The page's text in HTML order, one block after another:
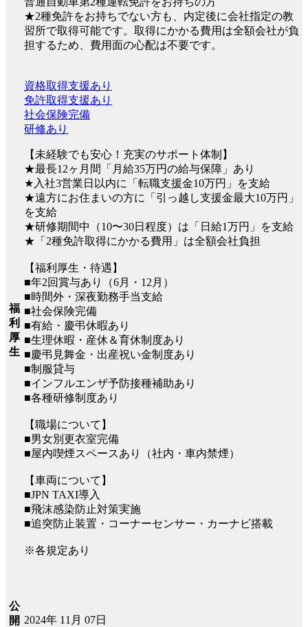
★2種免許をお持ちでない方も、内定後に会社指定の教
習所で取得可能です。取得にかかる費用は全額会社が負
担するため、費用面の心配は不要です。
福
利
厚
生
資格取得支援あり
免許取得支援あり
社会保険完備
研修あり
【未経験でも安心！充実のサポート体制】
★最長12ヶ月間「月給35万円の給与保障」あり
★入社3営業日以内に「転職支援金10万円」を支給
★遠方にお住まいの方に「引っ越し支援金最大10万円」
を支給
★研修期間中（10〜30日程度）は「日給1万円」を支給
★「2種免許取得にかかる費用」は全額会社負担
【福利厚生・待遇】
■年2回賞与あり（6月・12月）
■時間外・深夜勤務手当支給
■社会保険完備
■有給・慶弔休暇あり
■生理休暇・産休＆育休制度あり
■慶弔見舞金・出産祝い金制度あり
■制服貸与
■インフルエンザ予防接種補助あり
■各種研修制度あり
【職場について】
■男女別更衣室完備
■屋内喫煙スペースあり（社内・車内禁煙）
【車両について】
■JPN TAXI導入
■飛沫感染防止対策実施
■追突防止装置・コーナーセンサー・カーナビ搭載
※各規定あり
公
開 2024年 11月 07日